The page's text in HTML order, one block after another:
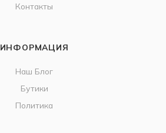
Контакты
ИНФОРМАЦИЯ
Наш Блог
Бутики
Политика